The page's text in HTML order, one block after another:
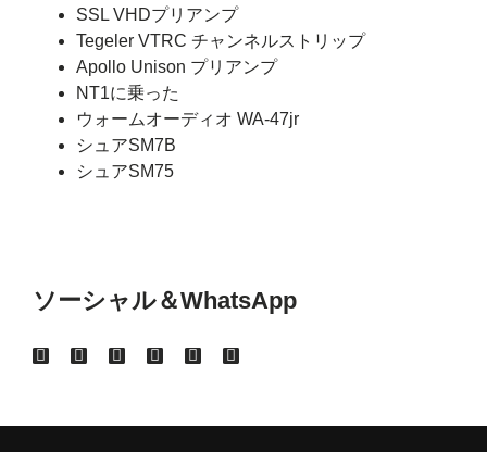
SSL VHDプリアンプ
Tegeler VTRC チャンネルストリップ
Apollo Unison プリアンプ
NT1に乗った
ウォームオーディオ WA-47jr
シュアSM7B
シュアSM75
ソーシャル＆WhatsApp